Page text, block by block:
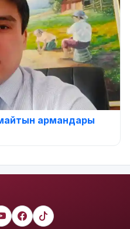
армандары